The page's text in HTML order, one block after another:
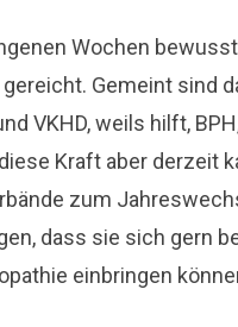
Wochen
Gemeint sind
VKHD, weils hilft,
Kraft aber derzeit
zum
dass sie sich gern
einbringen